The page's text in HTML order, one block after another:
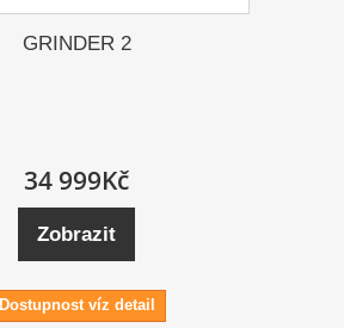
GRINDER 2
34 999Kč
Zobrazit
Dostupnost víz detail